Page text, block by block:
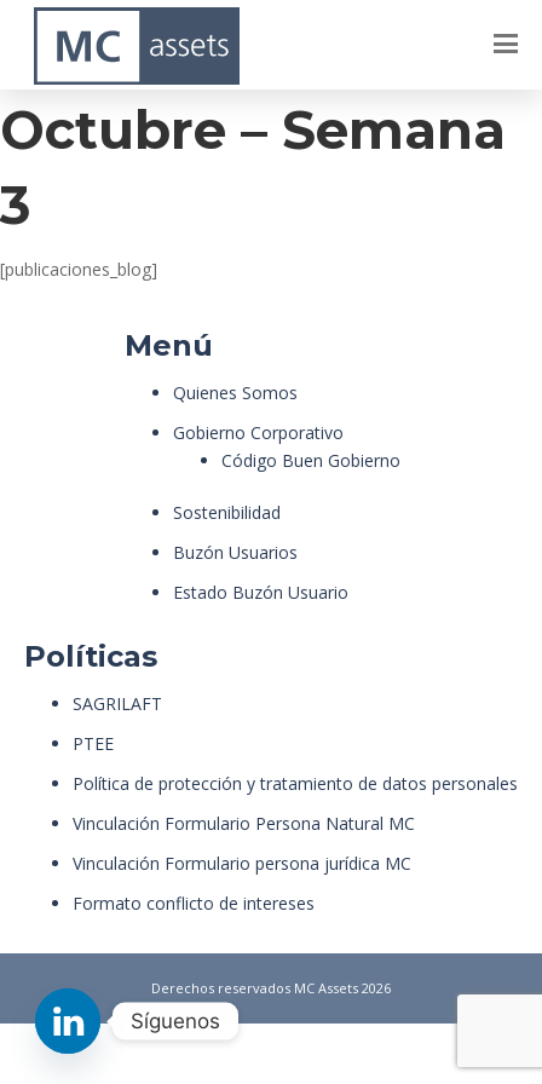
Lagos Del Sur –
Octubre – Semana
3
[publicaciones_blog]
Menú
Quienes Somos
Gobierno Corporativo
Código Buen Gobierno
Sostenibilidad
Buzón Usuarios
Estado Buzón Usuario
Políticas
SAGRILAFT
PTEE
Política de protección y tratamiento de datos personales
Vinculación Formulario Persona Natural MC
Vinculación Formulario persona jurídica MC
Formato conflicto de intereses
Derechos reservados MC Assets 2026
Síguenos